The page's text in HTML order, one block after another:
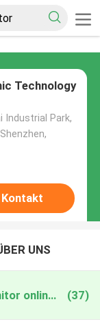
Technology
Industrial Park,
Kontakt
UNS
multilingual neonate patient monitor online manufacture (37)